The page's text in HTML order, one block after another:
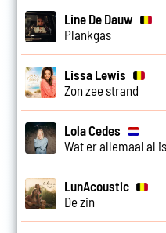
Line De Dauw
Plankgas
Lissa Lewis
Zon zee strand
Lola Cedes
Wat er allemaal al is
LunAcoustic
De zin